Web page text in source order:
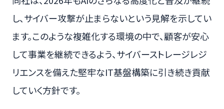
し、サイバー攻撃が止まらないという見解を示してい
ます。このような複雑化する環境の中で、顧客が安心
して事業を継続できるよう、サイバーストレージレジ
リエンスを備えた堅牢なIT基盤構築に引き続き貢献
していく方針です。